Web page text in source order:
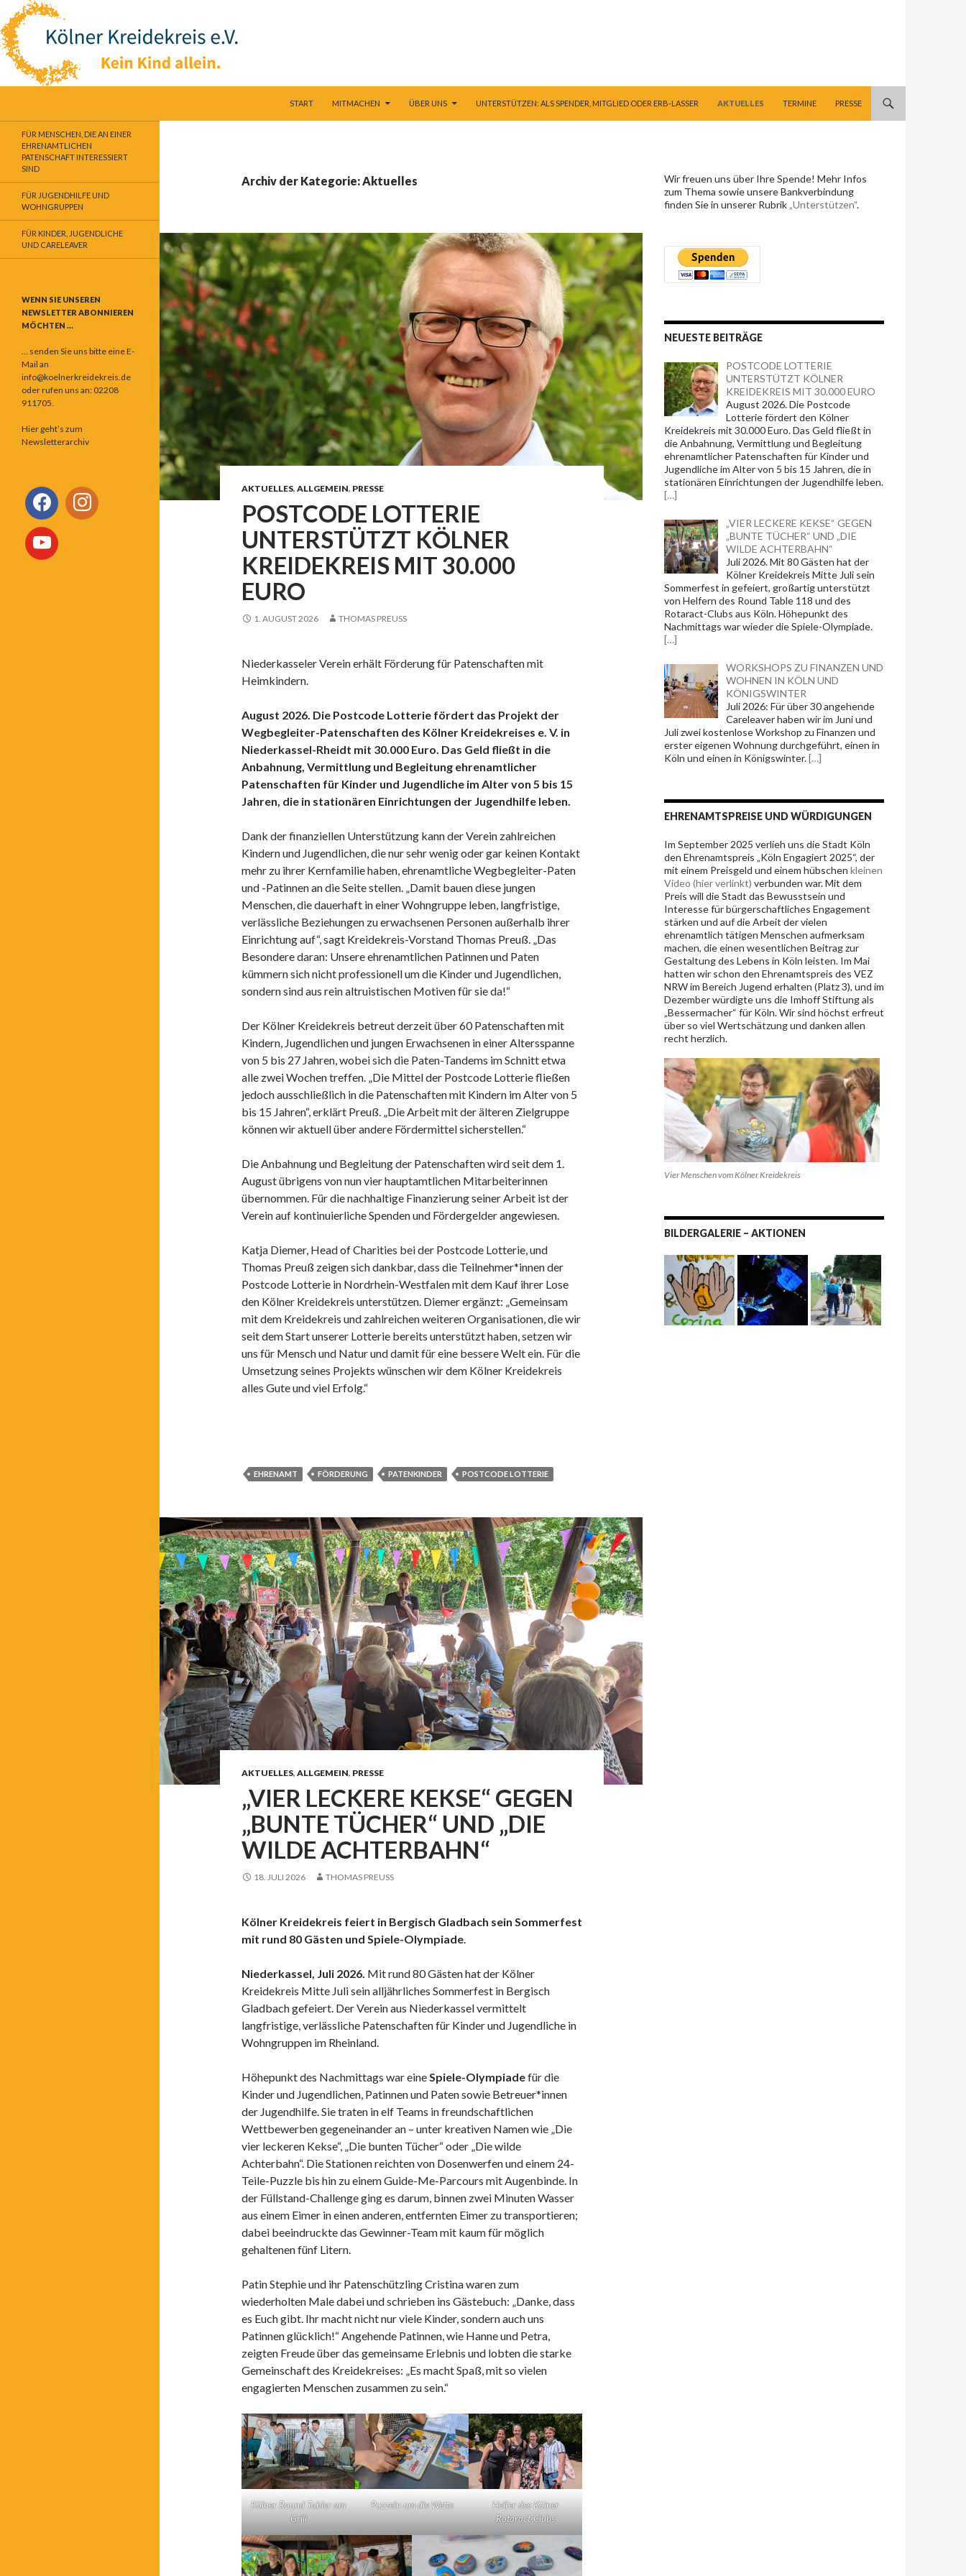
START
MITMACHEN ÜBER UNS UNTERSTÜTZEN: ALS SPENDER, MITGLIED ODER ERB-LASSER AKTUELLES TERMINE PRESSE
Archiv der Kategorie: Aktuelles
AKTUELLES, ALLGEMEIN, PRESSE
POSTCODE LOTTERIE
UNTERSTÜTZT KÖLNER
KREIDEKREIS MIT 30.000
EURO
1. AUGUST 2026 THOMAS PREUSS
Niederkasseler Verein erhält Förderung für Patenschaften mit
Heimkindern.
August 2026. Die Postcode Lotterie fördert das Projekt der
Wegbegleiter-Patenschaften des Kölner Kreidekreises e. V. in
Niederkassel-Rheidt mit 30.000 Euro. Das Geld fließt in die
Anbahnung, Vermittlung und Begleitung ehrenamtlicher
Patenschaften für Kinder und Jugendliche im Alter von 5 bis 15
Jahren, die in stationären Einrichtungen der Jugendhilfe leben.
Dank der finanziellen Unterstützung kann der Verein zahlreichen
Kindern und Jugendlichen, die nur sehr wenig oder gar keinen Kontakt
mehr zu ihrer Kernfamilie haben, ehrenamtliche Wegbegleiter-Paten
und -Patinnen an die Seite stellen. „Damit bauen diese jungen
Menschen, die dauerhaft in einer Wohngruppe leben, langfristige,
verlässliche Beziehungen zu erwachsenen Personen außerhalb ihrer
Einrichtung auf“, sagt Kreidekreis-Vorstand Thomas Preuß. „Das
Besondere daran: Unsere ehrenamtlichen Patinnen und Paten
kümmern sich nicht professionell um die Kinder und Jugendlichen,
sondern sind aus rein altruistischen Motiven für sie da!“
Der Kölner Kreidekreis betreut derzeit über 60 Patenschaften mit
Kindern, Jugendlichen und jungen Erwachsenen in einer Altersspanne
von 5 bis 27 Jahren, wobei sich die Paten-Tandems im Schnitt etwa
alle zwei Wochen treffen. „Die Mittel der Postcode Lotterie fließen
jedoch ausschließlich in die Patenschaften mit Kindern im Alter von 5
bis 15 Jahren“, erklärt Preuß. „Die Arbeit mit der älteren Zielgruppe
können wir aktuell über andere Fördermittel sicherstellen.“
Die Anbahnung und Begleitung der Patenschaften wird seit dem 1.
August übrigens von nun vier hauptamtlichen Mitarbeiterinnen
übernommen. Für die nachhaltige Finanzierung seiner Arbeit ist der
Verein auf kontinuierliche Spenden und Fördergelder angewiesen.
Katja Diemer, Head of Charities bei der Postcode Lotterie, und
Thomas Preuß zeigen sich dankbar, dass die Teilnehmer*innen der
Postcode Lotterie in Nordrhein-Westfalen mit dem Kauf ihrer Lose
den Kölner Kreidekreis unterstützen. Diemer ergänzt: „Gemeinsam
mit dem Kreidekreis und zahlreichen weiteren Organisationen, die wir
seit dem Start unserer Lotterie bereits unterstützt haben, setzen wir
uns für Mensch und Natur und damit für eine bessere Welt ein. Für die
Umsetzung seines Projekts wünschen wir dem Kölner Kreidekreis
alles Gute und viel Erfolg.“
EHRENAMT FÖRDERUNG PATENKINDER POSTCODE LOTTERIE
AKTUELLES, ALLGEMEIN, PRESSE
„VIER LECKERE KEKSE“ GEGEN
„BUNTE TÜCHER“ UND „DIE
WILDE ACHTERBAHN“
18. JULI 2026 THOMAS PREUSS
Kölner Kreidekreis feiert in Bergisch Gladbach sein Sommerfest
mit rund 80 Gästen und Spiele-Olympiade.
Niederkassel, Juli 2026. Mit rund 80 Gästen hat der Kölner
Kreidekreis Mitte Juli sein alljährliches Sommerfest in Bergisch
Gladbach gefeiert. Der Verein aus Niederkassel vermittelt
langfristige, verlässliche Patenschaften für Kinder und Jugendliche in
Wohngruppen im Rheinland.
Höhepunkt des Nachmittags war eineSpiele-Olympiadefür die
Kinder und Jugendlichen, Patinnen und Paten sowie Betreuer*innen
der Jugendhilfe. Sie traten in elf Teams in freundschaftlichen
Wettbewerben gegeneinander an – unter kreativen Namen wie „Die
vier leckeren Kekse“, „Die bunten Tücher“ oder „Die wilde
Achterbahn“. Die Stationen reichten von Dosenwerfen und einem 24-
Teile-Puzzle bis hin zu einem Guide-Me-Parcours mit Augenbinde. In
der Füllstand-Challenge ging es darum, binnen zwei Minuten Wasser
aus einem Eimer in einen anderen, entfernten Eimer zu transportieren;
dabei beeindruckte das Gewinner-Team mit kaum für möglich
gehaltenen fünf Litern.
Patin Stephie und ihr Patenschützling Cristina waren zum
wiederholten Male dabei und schrieben ins Gästebuch: „Danke, dass
es Euch gibt. Ihr macht nicht nur viele Kinder, sondern auch uns
Patinnen glücklich!“ Angehende Patinnen, wie Hanne und Petra,
zeigten Freude über das gemeinsame Erlebnis und lobten die starke
Gemeinschaft des Kreidekreises: „Es macht Spaß, mit so vielen
engagierten Menschen zusammen zu sein.“
Kölner Round Tabler am
Grill
Puzzeln um die Wette
Helfer des Kölner
Rotaract-Clubs
Wir freuen uns über Ihre Spende! Mehr Infos
zum Thema sowie unsere Bankverbindung
finden Sie in unserer Rubrik „Unterstützen“.
NEUESTE BEITRÄGE
POSTCODE LOTTERIE
UNTERSTÜTZT KÖLNER
KREIDEKREIS MIT 30.000 EURO
August 2026. Die Postcode
Lotterie fördert den Kölner
Kreidekreis mit 30.000 Euro. Das Geld fließt in
die Anbahnung, Vermittlung und Begleitung
ehrenamtlicher Patenschaften für Kinder und
Jugendliche im Alter von 5 bis 15 Jahren, die in
stationären Einrichtungen der Jugendhilfe leben.
[…]
„VIER LECKERE KEKSE“ GEGEN
„BUNTE TÜCHER“ UND „DIE
WILDE ACHTERBAHN“
Juli 2026. Mit 80 Gästen hat der
Kölner Kreidekreis Mitte Juli sein
Sommerfest in gefeiert, großartig unterstützt
von Helfern des Round Table 118 und des
Rotaract-Clubs aus Köln. Höhepunkt des
Nachmittags war wieder die Spiele-Olympiade.
[…]
WORKSHOPS ZU FINANZEN UND
WOHNEN IN KÖLN UND
KÖNIGSWINTER
Juli 2026: Für über 30 angehende
Careleaver haben wir im Juni und
Juli zwei kostenlose Workshop zu Finanzen und
erster eigenen Wohnung durchgeführt, einen in
Köln und einen in Königswinter.[…]
EHRENAMTSPREISE UND WÜRDIGUNGEN
Im September 2025 verlieh uns die Stadt Köln
den Ehrenamtspreis „Köln Engagiert 2025“, der
mit einem Preisgeld und einem hübschen kleinen
Video (hier verlinkt) verbunden war. Mit dem
Preis will die Stadt das Bewusstsein und
Interesse für bürgerschaftliches Engagement
stärken und auf die Arbeit der vielen
ehrenamtlich tätigen Menschen aufmerksam
machen, die einen wesentlichen Beitrag zur
Gestaltung des Lebens in Köln leisten. Im Mai
hatten wir schon den Ehrenamtspreis des VEZ
NRW im Bereich Jugend erhalten (Platz 3), und im
Dezember würdigte uns die Imhoff Stiftung als
„Bessermacher“ für Köln. Wir sind höchst erfreut
über so viel Wertschätzung und danken allen
recht herzlich.
Vier Menschen vom Kölner Kreidekreis
BILDERGALERIE – AKTIONEN
FÜR MENSCHEN, DIE AN EINER
EHRENAMTLICHEN
PATENSCHAFT INTERESSIERT
SIND
FÜR JUGENDHILFE UND
WOHNGRUPPEN
FÜR KINDER, JUGENDLICHE
UND CARELEAVER
WENN SIE UNSEREN
NEWSLETTER ABONNIEREN
MÖCHTEN …
… senden Sie uns bitte eine E-
Mail an
info@koelnerkreidekreis.de
oder rufen uns an: 02208
911705.
Hier geht’s zum
Newsletterarchiv